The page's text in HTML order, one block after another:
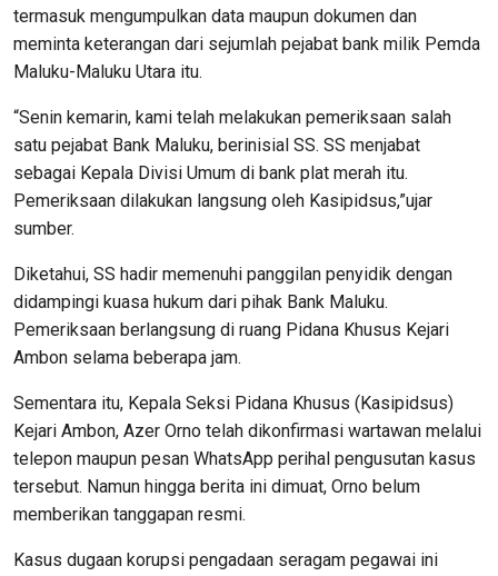
termasuk mengumpulkan data maupun dokumen dan
meminta keterangan dari sejumlah pejabat bank milik Pemda
Maluku-Maluku Utara itu.
“Senin kemarin, kami telah melakukan pemeriksaan salah
satu pejabat Bank Maluku, berinisial SS. SS menjabat
sebagai Kepala Divisi Umum di bank plat merah itu.
Pemeriksaan dilakukan langsung oleh Kasipidsus,”ujar
sumber.
Diketahui, SS hadir memenuhi panggilan penyidik dengan
didampingi kuasa hukum dari pihak Bank Maluku.
Pemeriksaan berlangsung di ruang Pidana Khusus Kejari
Ambon selama beberapa jam.
Sementara itu, Kepala Seksi Pidana Khusus (Kasipidsus)
Kejari Ambon, Azer Orno telah dikonfirmasi wartawan melalui
telepon maupun pesan WhatsApp perihal pengusutan kasus
tersebut. Namun hingga berita ini dimuat, Orno belum
memberikan tanggapan resmi.
Kasus dugaan korupsi pengadaan seragam pegawai ini